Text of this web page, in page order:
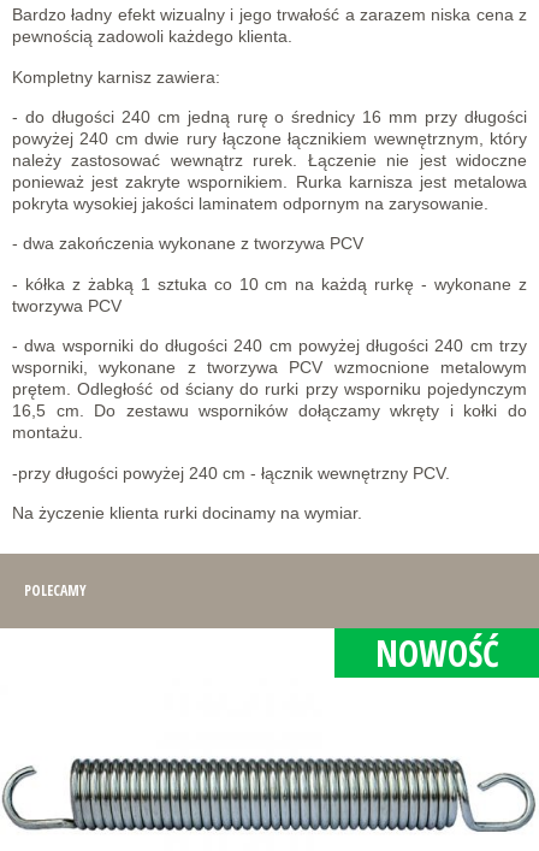
Bardzo ładny efekt wizualny i jego trwałość a zarazem niska cena z
pewnością zadowoli każdego klienta.
Kompletny karnisz zawiera:
- do długości 240 cm jedną rurę o średnicy 16 mm przy długości
powyżej 240 cm dwie rury łączone łącznikiem wewnętrznym, który
należy zastosować wewnątrz rurek. Łączenie nie jest widoczne
ponieważ jest zakryte wspornikiem. Rurka karnisza jest metalowa
pokryta wysokiej jakości laminatem odpornym na zarysowanie.
- dwa zakończenia wykonane z tworzywa PCV
- kółka z żabką 1 sztuka co 10 cm na każdą rurkę - wykonane z
tworzywa PCV
- dwa wsporniki do długości 240 cm powyżej długości 240 cm trzy
wsporniki, wykonane z tworzywa PCV wzmocnione metalowym
prętem. Odległość od ściany do rurki przy wsporniku pojedynczym
16,5 cm. Do zestawu wsporników dołączamy wkręty i kołki do
montażu.
-przy długości powyżej 240 cm - łącznik wewnętrzny PCV.
Na życzenie klienta rurki docinamy na wymiar.
POLECAMY
NOWOŚĆ